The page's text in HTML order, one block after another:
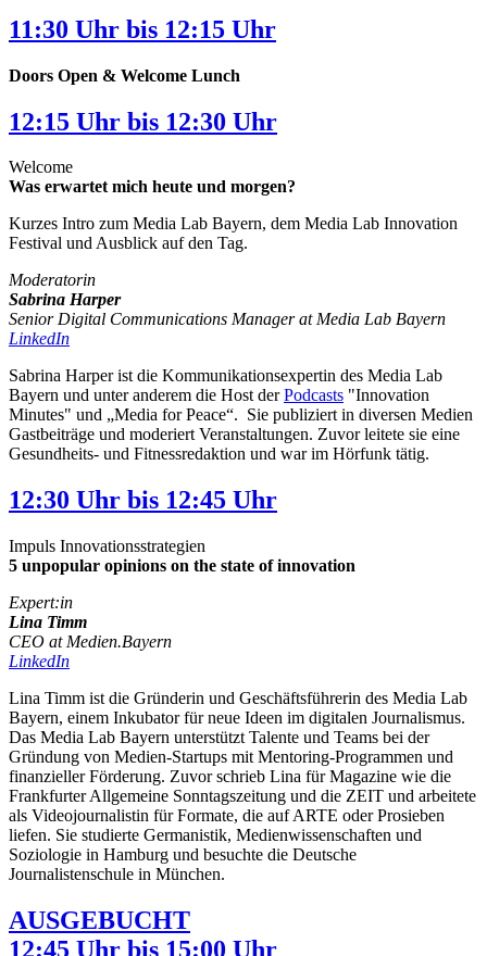
11:30 Uhr bis 12:15 Uhr
Doors Open & Welcome Lunch
12:15 Uhr bis 12:30 Uhr
Welcome
Was erwartet mich heute und morgen?
Kurzes Intro zum Media Lab Bayern, dem Media Lab Innovation
Festival und Ausblick auf den Tag.
Moderatorin
Sabrina Harper
Senior Digital Communications Manager at Media Lab Bayern
LinkedIn
Sabrina Harper ist die Kommunikationsexpertin des Media Lab
Bayern und unter anderem die Host derPodcasts "Innovation
Minutes" und „Media for Peace“. Sie publiziert in diversen Medien
Gastbeiträge und moderiert Veranstaltungen. Zuvor leitete sie eine
Gesundheits- und Fitnessredaktion und war im Hörfunk tätig.
12:30 Uhr bis 12:45 Uhr
Impuls Innovationsstrategien
5 unpopular opinions on the state of innovation
Expert:in
Lina Timm
CEO at Medien.Bayern
LinkedIn
Lina Timm ist die Gründerin und Geschäftsführerin des Media Lab
Bayern, einem Inkubator für neue Ideen im digitalen Journalismus.
Das Media Lab Bayern unterstützt Talente und Teams bei der
Gründung von Medien-Startups mit Mentoring-Programmen und
finanzieller Förderung. Zuvor schrieb Lina für Magazine wie die
Frankfurter Allgemeine Sonntagszeitung und die ZEIT und arbeitete
als Videojournalistin für Formate, die auf ARTE oder Prosieben
liefen. Sie studierte Germanistik, Medienwissenschaften und
Soziologie in Hamburg und besuchte die Deutsche
Journalistenschule in München.
AUSGEBUCHT
12:45 Uhr bis 15:00 Uhr